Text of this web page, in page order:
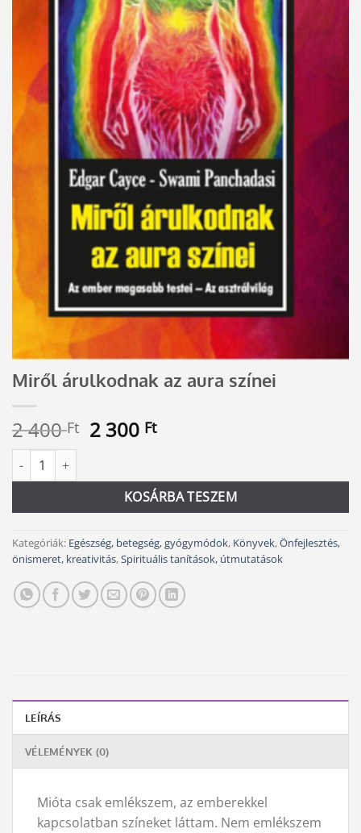
Miről árulkodnak az aura színei
2 400Ft Original
2
400 Ft.
2 300 FtCurrent
2
300 Ft.
Miről árulkodnak az aura színei mennyiség
KOSÁRBA TESZEM
Alternative:
Kategóriák: Egészség, betegség, gyógymódok, Könyvek,Önfejlesztés,
önismeret, kreativitás,Spirituális tanítások, útmutatások
LEÍRÁS
VÉLEMÉNYEK (0)
Mióta csak emlékszem, az emberekkel
kapcsolatban színeket láttam. Nem emlékszem